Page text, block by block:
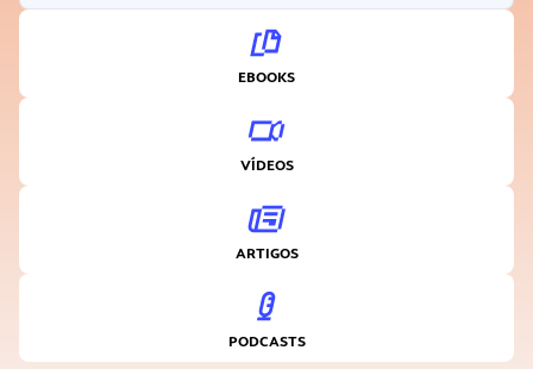
EBOOKS
VÍDEOS
ARTIGOS
PODCASTS